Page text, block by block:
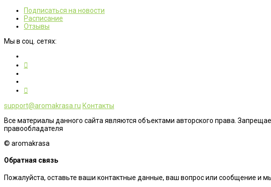
Подписаться на новости
Расписание
Отзывы
Мы в соц. сетях:
support@aromakrasa.ru Контакты
Все материалы данного сайта являются объектами авторского права.
правообладателя
© aromakrasa
Обратная связь
Пожалуйста, оставьте ваши контактные данные, ваш вопрос или сообщение и